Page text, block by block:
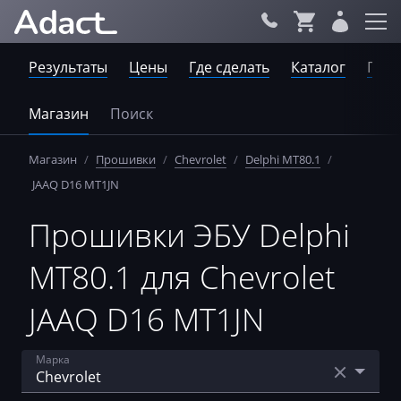
Результаты Цены Где сделать Каталог
Магазин Поиск
Магазин / Прошивки / Chevrolet / Delphi MT80.1 /
JAAQ D16 MT1JN
Прошивки ЭБУ Delphi
MT80.1 для Chevrolet
JAAQ D16 MT1JN
Марка